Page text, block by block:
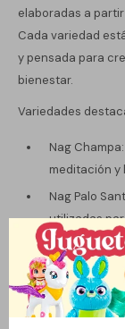
elaboradas a
Cada variedad
y pensada para
bienestar.
Variedades
Nag
meditación y
Nag Palo
utilizadas
vibra.
Nag Sandal
favorece la
Nag